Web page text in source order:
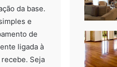
da base.
e
de
ligada à
Seja